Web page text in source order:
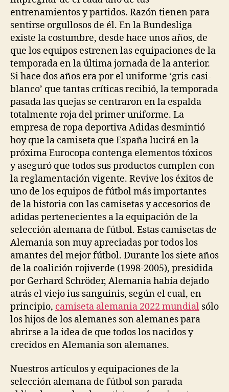
entrenamientos y partidos. Razón tienen para
sentirse orgullosos de él. En la Bundesliga
existe la costumbre, desde hace unos años, de
que los equipos estrenen las equipaciones de la
temporada en la última jornada de la anterior.
Si hace dos años era por el uniforme ‘gris-casi-
blanco’ que tantas críticas recibió, la temporada
pasada las quejas se centraron en la espalda
totalmente roja del primer uniforme. La
empresa de ropa deportiva Adidas desmintió
hoy que la camiseta que España lucirá en la
próxima Eurocopa contenga elementos tóxicos
y aseguró que todos sus productos cumplen con
la reglamentación vigente. Revive los éxitos de
uno de los equipos de fútbol más importantes
de la historia con las camisetas y accesorios de
adidas pertenecientes a la equipación de la
selección alemana de fútbol. Estas camisetas de
Alemania son muy apreciadas por todos los
amantes del mejor fútbol. Durante los siete años
de la coalición rojiverde (1998-2005), presidida
por Gerhard Schröder, Alemania había dejado
atrás el viejo ius sanguinis, según el cual, en
principio, camiseta alemania 2022 mundial sólo
los hijos de los alemanes son alemanes para
abrirse a la idea de que todos los nacidos y
crecidos en Alemania son alemanes.
Nuestros artículos y equipaciones de la
selección alemana de fútbol son parada